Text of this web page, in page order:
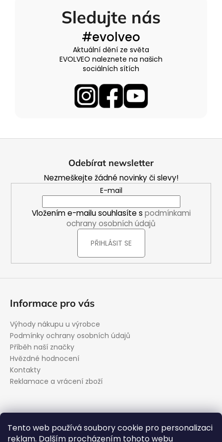
Tento web používá soubory cookie pro personalizaci
reklam. Dalším procházením tohoto webu
Sledujte nás
#evolveo
Aktuální dění ze světa
EVOLVEO naleznete na našich
sociálních sítích
Odebírat newsletter
Nezmeškejte žádné novinky či slevy!
E-mail
Vložením e-mailu souhlasíte s podmínkami
ochrany osobních údajů
PŘIHLÁSIT SE
Informace pro vás
Výhody nákupu u výrobce
Podmínky ochrany osobních údajů
Příběh naší značky
Hvězdné hodnocení
Kontakty
Reklamace a vrácení zboží
podpora@evolveo.cz